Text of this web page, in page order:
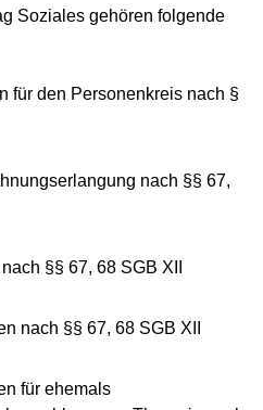
Soziales gehören folgende
für den Personenkreis nach §
nach §§ 67,
§§ 67, 68 SGB XII
nach §§ 67, 68 SGB XII
für ehemals